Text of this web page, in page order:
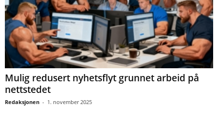
Mulig redusert nyhetsflyt grunnet arbeid på
nettstedet
Redaksjonen - 1. november 2025